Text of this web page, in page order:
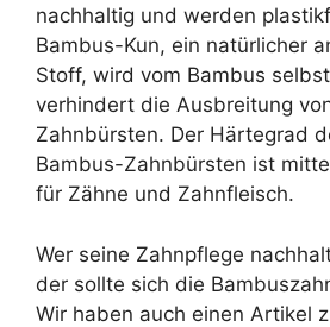
nachhaltig und werden
Bambus-Kun, ein natürlicher
Stoff, wird vom Bambus
verhindert die Ausbreitung
Zahnbürsten. Der Härtegrad
Bambus-Zahnbürsten ist
für Zähne und Zahnfleisch.
Wer seine Zahnpflege
der sollte sich die
Wir haben auch einen Artikel